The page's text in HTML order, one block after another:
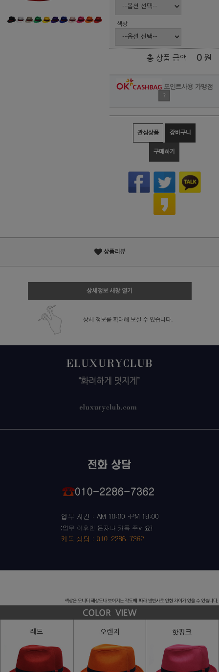
색상
총 상품 금액 0 원
포인트사용 가맹점
?
관심상품 장바구니
구매하기
상품리뷰
상세정보 새창 열기
상세 정보를 확대해 보실 수 있습니다.